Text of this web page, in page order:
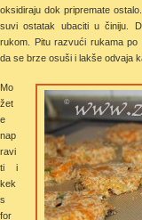
oksidiraju dok pripremate
suvi ostatak ubaciti u činiju.
rukom. Pitu razvući rukama po
da se brze osuši i lakše odvaja
Mo
žet
e
nap
ravi
ti i
kek
s
for